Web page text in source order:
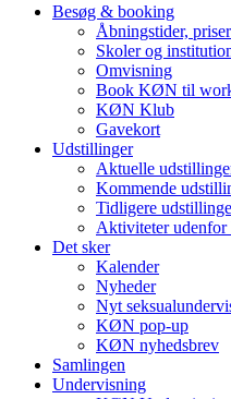
Besøg & booking
Åbningstider,
Skoler og
Omvisning
Book KØN til
KØN Klub
Gavekort
Udstillinger
Aktuelle
Kommende
Tidligere
Aktiviteter
Det sker
Kalender
Nyheder
Nyt
KØN pop-up
KØN nyhedsbrev
Samlingen
Undervisning